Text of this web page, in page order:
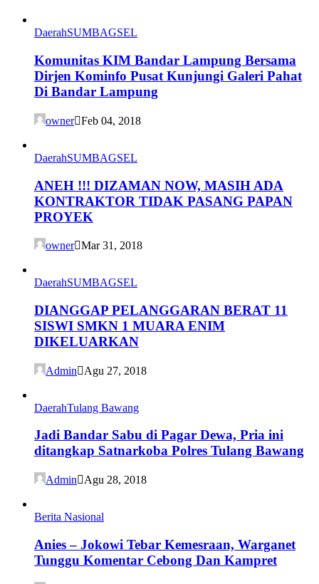
DaerahSUMBAGSEL
Komunitas KIM Bandar Lampung Bersama
Dirjen Kominfo Pusat Kunjungi Galeri Pahat
Di Bandar Lampung
owner Feb 04, 2018
DaerahSUMBAGSEL
ANEH !!! DIZAMAN NOW, MASIH ADA
KONTRAKTOR TIDAK PASANG PAPAN
PROYEK
owner Mar 31, 2018
DaerahSUMBAGSEL
DIANGGAP PELANGGARAN BERAT 11
SISWI SMKN 1 MUARA ENIM
DIKELUARKAN
Admin Agu 27, 2018
DaerahTulang Bawang
Jadi Bandar Sabu di Pagar Dewa, Pria ini
ditangkap Satnarkoba Polres Tulang Bawang
Admin Agu 28, 2018
Berita Nasional
Anies – Jokowi Tebar Kemesraan, Warganet
Tunggu Komentar Cebong Dan Kampret